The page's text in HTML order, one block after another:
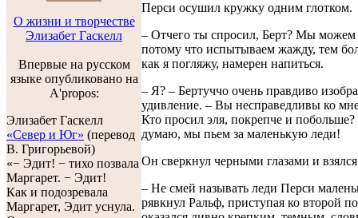
О жизни и творчестве
Элизабет Гаскелл
Впервые на русском
языке опубликовано на
A'propos:
Элизабет Гаскелл
«Север и Юг» (перевод
В. Григорьевой)
«− Эдит! − тихо позвала
Маргарет. − Эдит!
Как и подозревала
Маргарет, Эдит уснула.
Перси осушил кружку одним глотком.
– Отчего ты спросил, Берт? Мы можем
потому что испытываем жажду, тем
как я погляжу, намерен напиться.
– Я? – Бертуччо очень правдиво
удивление. – Вы несправедливы ко
Кто просил эля, покрепче и
думаю, мы пьем за маленькую леди!
Он сверкнул черными глазами и
– Не смей называть леди Перси
рявкнул Ральф, приступая ко второй